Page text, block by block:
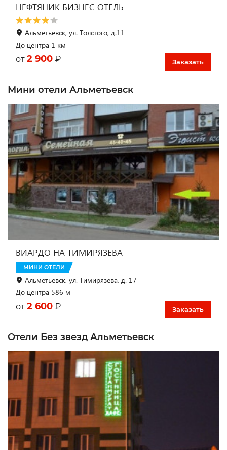
НЕФТЯНИК БИЗНЕС ОТЕЛЬ
Альметьевск, ул. Толстого, д.11
До центра 1 км
от 2 900 ₽ Заказать
Мини отели Альметьевск
ВИАРДО НА ТИМИРЯЗЕВА
МИНИ ОТЕЛИ
Альметьевск, ул. Тимирязева, д. 17
До центра 586 м
от 2 600 ₽ Заказать
Отели Без звезд Альметьевск